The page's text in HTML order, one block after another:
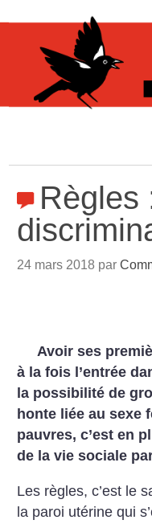
Règles
24 mars 2018 par
Avoir ses
à la fois l’entrée
la possibilité de
honte liée au sexe
pauvres, c’est en
de la vie sociale
Les règles, c’est le
la paroi utérine qui